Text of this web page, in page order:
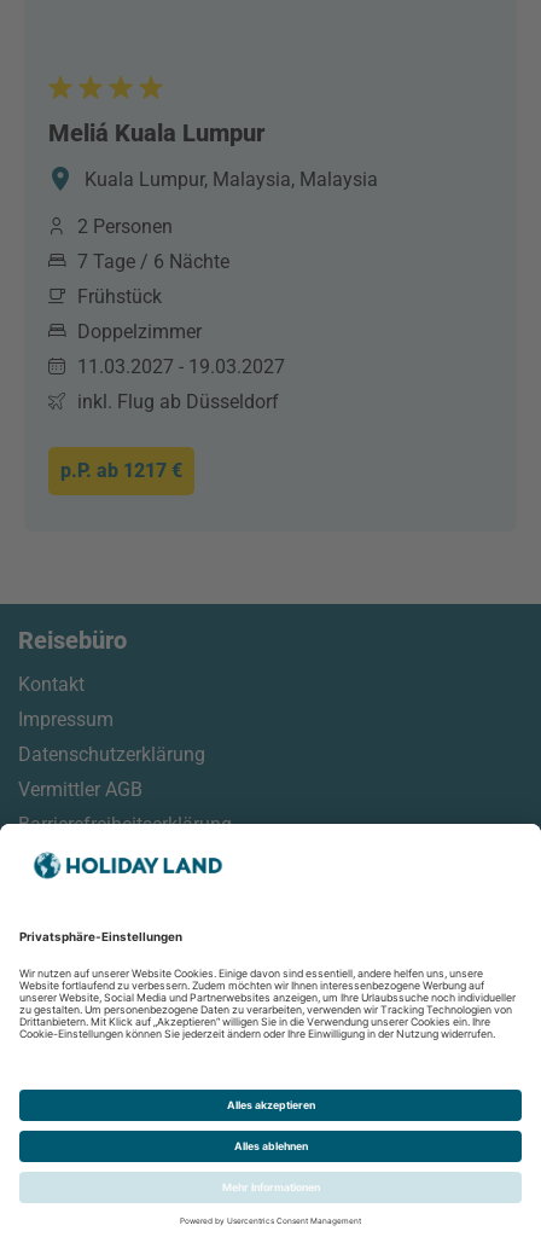
Meliá Kuala Lumpur
Kuala Lumpur, Malaysia, Malaysia
2 Personen
7 Tage / 6 Nächte
Frühstück
Doppelzimmer
11.03.2027 - 19.03.2027
inkl. Flug ab Düsseldorf
p.P. ab 1217 €
Reisebüro
Kontakt
Impressum
Datenschutzerklärung
Vermittler AGB
Barrierefreiheitserklärung
Online Check-In Informationen
Reisehinweise
Reisemonitor
Aktuelles
Newsletter
Folgen Sie uns auf: